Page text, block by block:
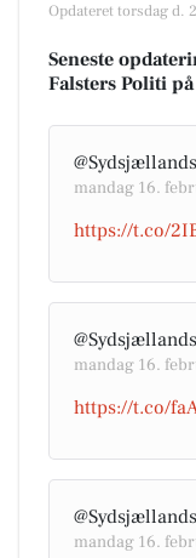
Opdateret torsdag d.
Seneste
Falsters Politi
mandag 16.
https://t.co/
mandag 16.
https://t.co/
mandag 16.